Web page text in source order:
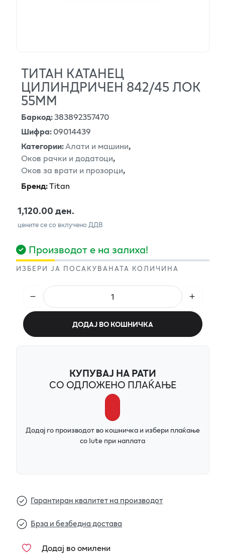
ТИТАН КАТАНЕЦ
ЦИЛИНДРИЧЕН 842/45 ЛОК
55ММ
Баркод:383892357470
Шифра:09014439
Категории:Алати и машини,
Оков рачки и додатоци,
Оков за врати и прозорци,
Бренд:Titan
1,120.00 ден.
цените се со вклучено ДДВ
Производот е на залиха!
ИЗБЕРИ ЈА ПОСАКУВАНАТА КОЛИЧИНА
ДОДАЈ ВО КОШНИЧКА
КУПУВАЈ НА РАТИ
СО ОДЛОЖЕНО ПЛАЌАЊЕ
Додај го производот во кошничка и избери плаќање
со Iute при наплата
Гарантиран квалитет на производот
Брза и безбедна достава
Додај во омилени